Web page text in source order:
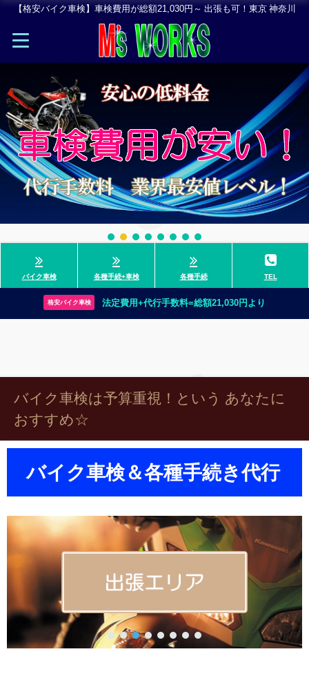
【格安バイク車検】車検費用が総額21,030円～ 出張も可！東京 神奈川
バイク車検 各種手続+車検 各種手続 TEL
格安バイク車検 法定費用+代行手数料=総額21,030円より
バイク車検は予算重視！という あなたに
おすすめ☆
バイク車検＆各種手続き代行